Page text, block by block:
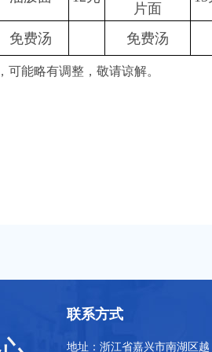
片面
免费汤 免费汤
能略有调整，敬请谅解。
联系方式
地址：浙江省嘉兴市南湖区越